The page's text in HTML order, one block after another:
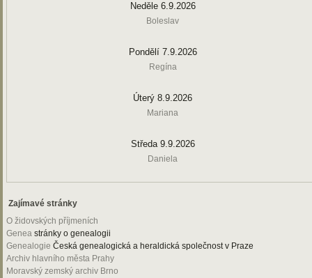
Neděle 6.9.2026
Boleslav
Pondělí 7.9.2026
Regína
Úterý 8.9.2026
Mariana
Středa 9.9.2026
Daniela
Zajímavé stránky
O židovských příjmeních
Genea stránky o genealogii
Genealogie Česká genealogická a heraldická společnost v Praze
Archiv hlavního města Prahy
Moravský zemský archiv Brno